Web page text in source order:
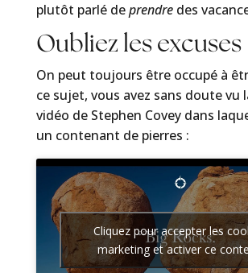
plutôt parlé deprendre des
Oubliez les excuses
On peut toujours être occupé à
ce sujet, vous avez sans doute vu
vidéo de Stephen Covey dans
un contenant de pierres :
Cliquez pour accepter les
marketing et activer ce